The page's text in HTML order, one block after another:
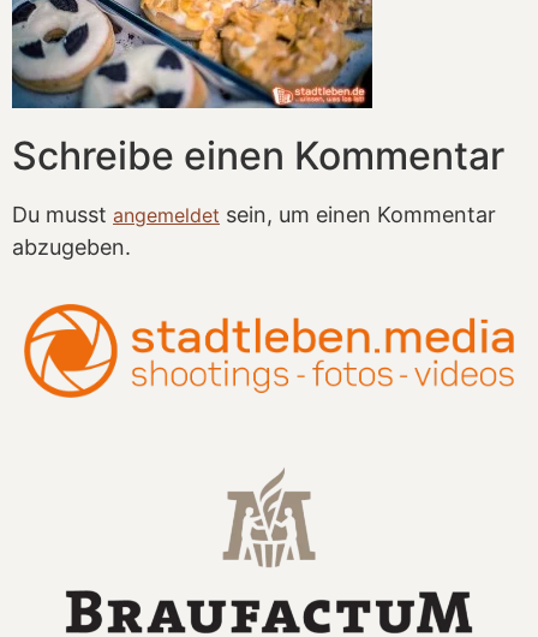
Schreibe einen Kommentar
Du musst angemeldet sein, um einen Kommentar
abzugeben.